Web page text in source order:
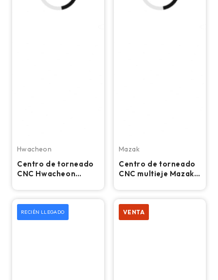
Hwacheon
Centro de torneado
CNC Hwacheon
Mazak
Centro de torneado
CNC multieje Mazak
RECIÉN LLEGADO VENTA